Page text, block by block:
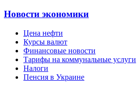
Новости экономики
Цена нефти
Курсы валют
Финансовые новости
Тарифы на коммунальные услуги
Налоги
Пенсия в Украине